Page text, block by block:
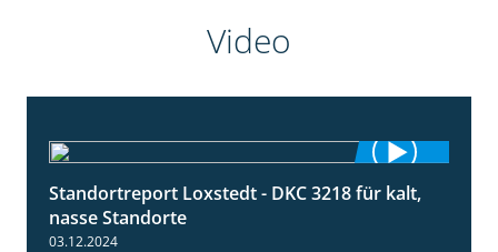
Video
0:53
Standortreport Loxstedt - DKC 3218 für kalt,
nasse Standorte
03.12.2024